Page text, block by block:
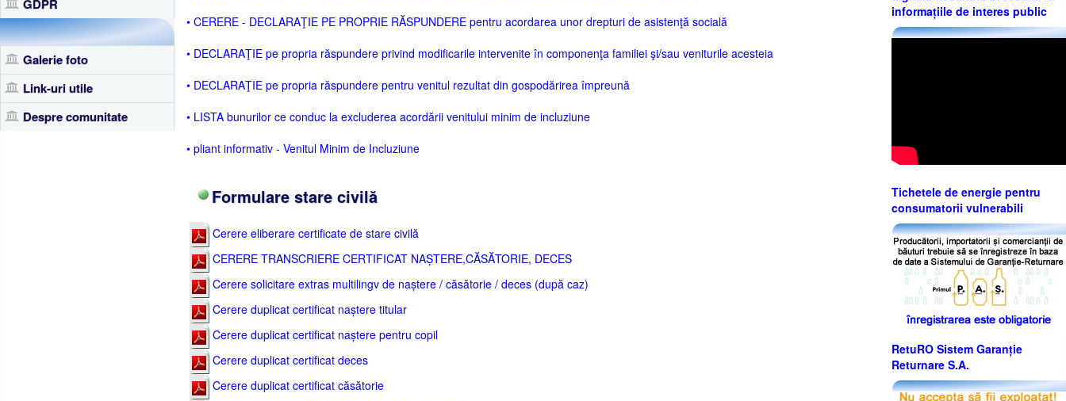
GDPR
Galerie foto
Link-uri utile
Despre comunitate
• CERERE - DECLARAŢIE PE PROPRIE RĂSPUNDERE pentru acordarea unor drepturi de asistenţă socială
• DECLARAŢIE pe propria răspundere privind modificarile intervenite în componenţa familiei şi/sau veniturile acesteia
• DECLARAŢIE pe propria răspundere pentru venitul rezultat din gospodărirea împreună
• LISTA bunurilor ce conduc la excluderea acordării venitului minim de incluziune
• pliant informativ - Venitul Minim de Incluziune
Formulare stare civilă
Cerere eliberare certificate de stare civilă
CERERE TRANSCRIERE CERTIFICAT NAȘTERE,CĂSĂTORIE, DECES
Cerere solicitare extras multilingv de naștere / căsătorie / deces (după caz)
Cerere duplicat certificat naștere titular
Cerere duplicat certificat naștere pentru copil
Cerere duplicat certificat deces
Cerere duplicat certificat căsătorie
informațiile de interes public
Tichetele de energie pentru
consumatorii vulnerabili
RetuRO Sistem Garanție
Returnare S.A.